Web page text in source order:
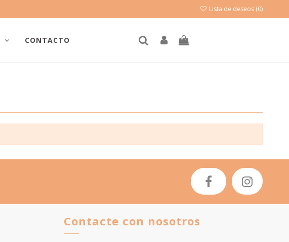
Lista de deseos (0)
CONTACTO
Contacte con nosotros